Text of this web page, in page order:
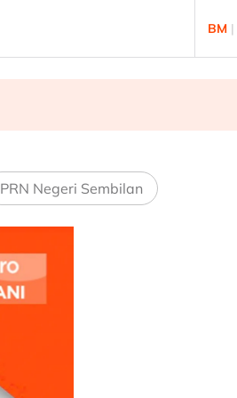
BM |
PRN Negeri Sembilan